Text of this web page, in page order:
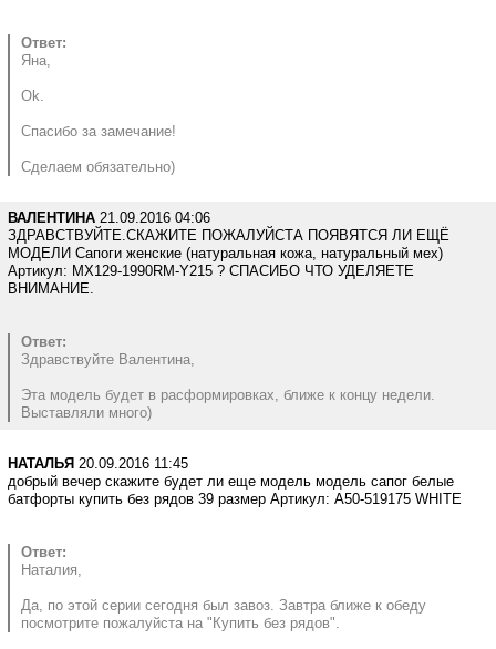
Ответ:
Яна,
Ok.
Спасибо за замечание!
Сделаем обязательно)
ВАЛЕНТИНА 21.09.2016 04:06
ЗДРАВСТВУЙТЕ.СКАЖИТЕ ПОЖАЛУЙСТА ПОЯВЯТСЯ ЛИ ЕЩЁ
МОДЕЛИ Сапоги женские (натуральная кожа, натуральный мех)
Артикул: MX129-1990RM-Y215 ? СПАСИБО ЧТО УДЕЛЯЕТЕ
ВНИМАНИЕ.
Ответ:
Здравствуйте Валентина,
Эта модель будет в расформировках, ближе к концу недели.
Выставляли много)
НАТАЛЬЯ 20.09.2016 11:45
добрый вечер скажите будет ли еще модель модель сапог белые
батфорты купить без рядов 39 размер Артикул: A50-519175 WHITE
Ответ:
Наталия,
Да, по этой серии сегодня был завоз. Завтра ближе к обеду
посмотрите пожалуйста на "Купить без рядов".